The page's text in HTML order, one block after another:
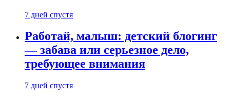
7 дней спустя
Работай, малыш: детский блогинг
— забава или серьезное дело,
требующее внимания
7 дней спустя